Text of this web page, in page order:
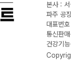
본사 :
파주 공
대표번
통신판
건강기